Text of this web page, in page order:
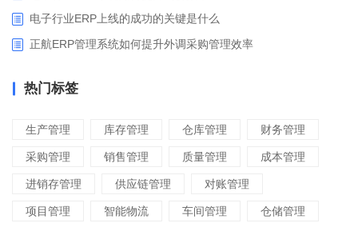
电子行业ERP上线的成功的关键是什么
正航ERP管理系统如何提升外调采购管理效率
热门标签
生产管理 库存管理 仓库管理 财务管理
采购管理 销售管理 质量管理 成本管理
进销存管理 供应链管理 对账管理
项目管理 智能物流 车间管理 仓储管理